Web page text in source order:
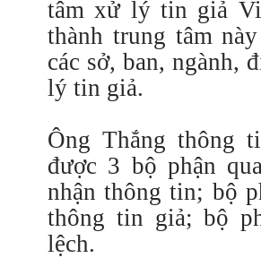
tâm xử lý tin giả
thành trung tâm
các sở, ban, ngành,
lý tin giả.
Ông Thắng thông
được 3 bộ phận
nhận thông tin; bộ
thông tin giả; bộ
lệch.